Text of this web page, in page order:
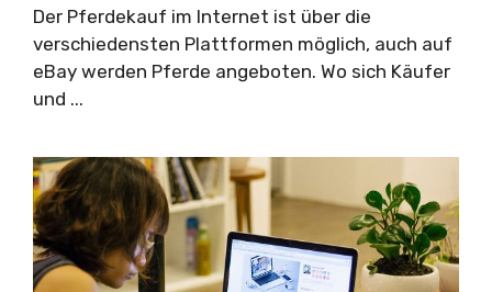
Der Pferdekauf im Internet ist über die
verschiedensten Plattformen möglich, auch auf
eBay werden Pferde angeboten. Wo sich Käufer
und ...